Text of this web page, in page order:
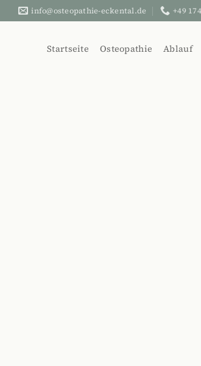
info@osteopathie-eckental.de +49
Startseite Osteopathie Ablauf